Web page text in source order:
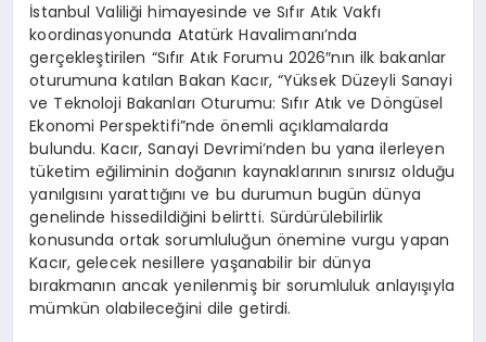
İstanbul Valiliği himayesinde ve Sıfır Atık Vakfı
koordinasyonunda Atatürk Havalimanı’nda
gerçekleştirilen “Sıfır Atık Forumu 2026″nın ilk bakanlar
oturumuna katılan Bakan Kacır, “Yüksek Düzeyli Sanayi
ve Teknoloji Bakanları Oturumu: Sıfır Atık ve Döngüsel
Ekonomi Perspektifi”nde önemli açıklamalarda
bulundu. Kacır, Sanayi Devrimi’nden bu yana ilerleyen
tüketim eğiliminin doğanın kaynaklarının sınırsız olduğu
yanılgısını yarattığını ve bu durumun bugün dünya
genelinde hissedildiğini belirtti. Sürdürülebilirlik
konusunda ortak sorumluluğun önemine vurgu yapan
Kacır, gelecek nesillere yaşanabilir bir dünya
bırakmanın ancak yenilenmiş bir sorumluluk anlayışıyla
mümkün olabileceğini dile getirdi.